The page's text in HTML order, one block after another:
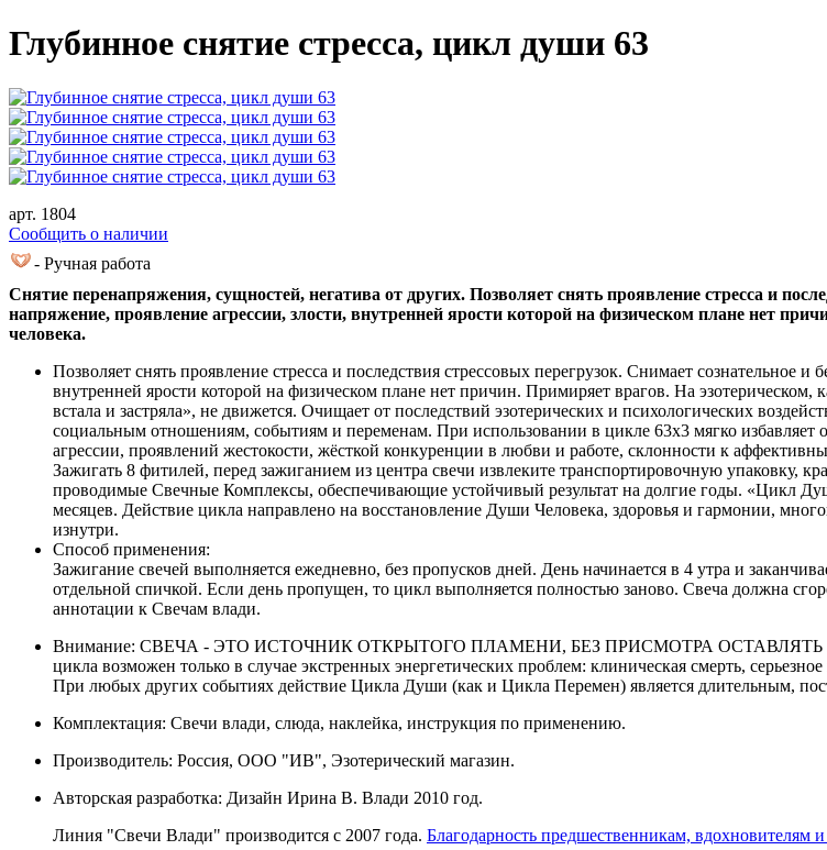
Глубинное снятие стресса, цикл души 63
арт. 1804
Cообщить о наличии
- Ручная работа
Снятие перенапряжения, сущностей, негатива от других. Позволяет снять проявление стресса и
напряжение, проявление агрессии, злости, внутренней ярости которой на физическом плане нет
человека.
Позволяет снять проявление стресса и последствия стрессовых перегрузок. Снимает сознательное
внутренней ярости которой на физическом плане нет причин. Примиряет врагов. На
встала и застряла», не движется. Очищает от последствий эзотерических и психологических
социальным отношениям, событиям и переменам. При использовании в цикле 63х3 мягко
агрессии, проявлений жестокости, жёсткой конкуренции в любви и работе, склонности к
Зажигать 8 фитилей, перед зажиганием из центра свечи извлеките транспортировочную упаковку,
проводимые Свечные Комплексы, обеспечивающие устойчивый результат на долгие годы. «Цикл
месяцев. Действие цикла направлено на восстановление Души Человека, здоровья и гармонии,
изнутри.
Способ применения:
Зажигание свечей выполняется ежедневно, без пропусков дней. День начинается в 4 утра и
отдельной спичкой. Если день пропущен, то цикл выполняется полностью заново. Свеча должна
аннотации к Свечам влади.
Внимание: СВЕЧА - ЭТО ИСТОЧНИК ОТКРЫТОГО ПЛАМЕНИ, БЕЗ ПРИСМОТРА ОСТАВЛЯТЬ
цикла возможен только в случае экстренных энергетических проблем: клиническая смерть,
При любых других событиях действие Цикла Души (как и Цикла Перемен) является длительным,
Комплектация: Свечи влади, слюда, наклейка, инструкция по применению.
Производитель: Россия, ООО "ИВ", Эзотерический магазин.
Авторская разработка: Дизайн Ирина В. Влади 2010 год.
Линия "Свечи Влади" производится с 2007 года. Благодарность предшественникам, вдохновителям